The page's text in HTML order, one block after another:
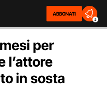
ABBONATI
2
per
l’attore
in sosta